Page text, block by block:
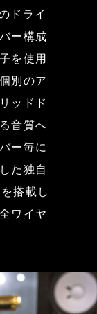
ドライ
ー構成
を使用
別のア
ッドド
音質へ
ー毎に
た独自
搭載し
ワイヤ